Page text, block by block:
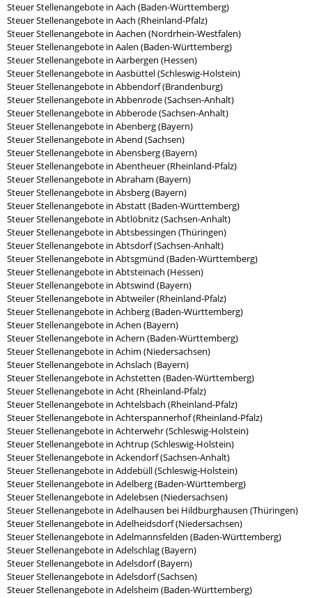
Steuer Stellenangebote in Aach (Baden-Württemberg)
Steuer Stellenangebote in Aach (Rheinland-Pfalz)
Steuer Stellenangebote in Aachen (Nordrhein-Westfalen)
Steuer Stellenangebote in Aalen (Baden-Württemberg)
Steuer Stellenangebote in Aarbergen (Hessen)
Steuer Stellenangebote in Aasbüttel (Schleswig-Holstein)
Steuer Stellenangebote in Abbendorf (Brandenburg)
Steuer Stellenangebote in Abbenrode (Sachsen-Anhalt)
Steuer Stellenangebote in Abberode (Sachsen-Anhalt)
Steuer Stellenangebote in Abenberg (Bayern)
Steuer Stellenangebote in Abend (Sachsen)
Steuer Stellenangebote in Abensberg (Bayern)
Steuer Stellenangebote in Abentheuer (Rheinland-Pfalz)
Steuer Stellenangebote in Abraham (Bayern)
Steuer Stellenangebote in Absberg (Bayern)
Steuer Stellenangebote in Abstatt (Baden-Württemberg)
Steuer Stellenangebote in Abtlöbnitz (Sachsen-Anhalt)
Steuer Stellenangebote in Abtsbessingen (Thüringen)
Steuer Stellenangebote in Abtsdorf (Sachsen-Anhalt)
Steuer Stellenangebote in Abtsgmünd (Baden-Württemberg)
Steuer Stellenangebote in Abtsteinach (Hessen)
Steuer Stellenangebote in Abtswind (Bayern)
Steuer Stellenangebote in Abtweiler (Rheinland-Pfalz)
Steuer Stellenangebote in Achberg (Baden-Württemberg)
Steuer Stellenangebote in Achen (Bayern)
Steuer Stellenangebote in Achern (Baden-Württemberg)
Steuer Stellenangebote in Achim (Niedersachsen)
Steuer Stellenangebote in Achslach (Bayern)
Steuer Stellenangebote in Achstetten (Baden-Württemberg)
Steuer Stellenangebote in Acht (Rheinland-Pfalz)
Steuer Stellenangebote in Achtelsbach (Rheinland-Pfalz)
Steuer Stellenangebote in Achterspannerhof (Rheinland-Pfalz)
Steuer Stellenangebote in Achterwehr (Schleswig-Holstein)
Steuer Stellenangebote in Achtrup (Schleswig-Holstein)
Steuer Stellenangebote in Ackendorf (Sachsen-Anhalt)
Steuer Stellenangebote in Addebüll (Schleswig-Holstein)
Steuer Stellenangebote in Adelberg (Baden-Württemberg)
Steuer Stellenangebote in Adelebsen (Niedersachsen)
Steuer Stellenangebote in Adelhausen bei Hildburghausen (Thüringen)
Steuer Stellenangebote in Adelheidsdorf (Niedersachsen)
Steuer Stellenangebote in Adelmannsfelden (Baden-Württemberg)
Steuer Stellenangebote in Adelschlag (Bayern)
Steuer Stellenangebote in Adelsdorf (Bayern)
Steuer Stellenangebote in Adelsdorf (Sachsen)
Steuer Stellenangebote in Adelsheim (Baden-Württemberg)